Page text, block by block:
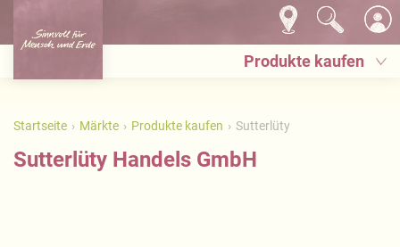
Produkte kaufen
Startseite Märkte Produkte kaufen Sutterlüty
Sutterlüty Handels GmbH